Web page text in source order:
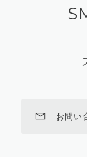
お問い